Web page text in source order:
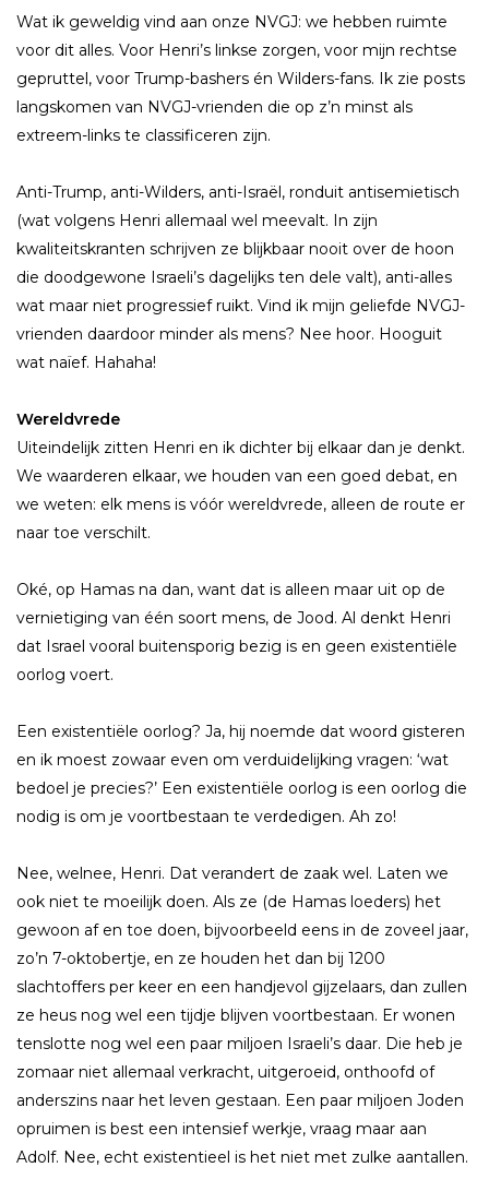
Wat ik geweldig vind aan onze NVGJ: we hebben ruimte
voor dit alles. Voor Henri’s linkse zorgen, voor mijn rechtse
gepruttel, voor Trump-bashers én Wilders-fans. Ik zie posts
langskomen van NVGJ-vrienden die op z’n minst als
extreem-links te classificeren zijn.
Anti-Trump, anti-Wilders, anti-Israël, ronduit antisemietisch
(wat volgens Henri allemaal wel meevalt. In zijn
kwaliteitskranten schrijven ze blijkbaar nooit over de hoon
die doodgewone Israeli’s dagelijks ten dele valt), anti-alles
wat maar niet progressief ruikt. Vind ik mijn geliefde NVGJ-
vrienden daardoor minder als mens? Nee hoor. Hooguit
wat naïef. Hahaha!
Wereldvrede
Uiteindelijk zitten Henri en ik dichter bij elkaar dan je denkt.
We waarderen elkaar, we houden van een goed debat, en
we weten: elk mens is vóór wereldvrede, alleen de route er
naar toe verschilt.
Oké, op Hamas na dan, want dat is alleen maar uit op de
vernietiging van één soort mens, de Jood. Al denkt Henri
dat Israel vooral buitensporig bezig is en geen existentiële
oorlog voert.
Een existentiële oorlog? Ja, hij noemde dat woord gisteren
en ik moest zowaar even om verduidelijking vragen: ‘wat
bedoel je precies?’ Een existentiële oorlog is een oorlog die
nodig is om je voortbestaan te verdedigen. Ah zo!
Nee, welnee, Henri. Dat verandert de zaak wel. Laten we
ook niet te moeilijk doen. Als ze (de Hamas loeders) het
gewoon af en toe doen, bijvoorbeeld eens in de zoveel jaar,
zo’n 7-oktobertje, en ze houden het dan bij 1200
slachtoffers per keer en een handjevol gijzelaars, dan zullen
ze heus nog wel een tijdje blijven voortbestaan. Er wonen
tenslotte nog wel een paar miljoen Israeli’s daar. Die heb je
zomaar niet allemaal verkracht, uitgeroeid, onthoofd of
anderszins naar het leven gestaan. Een paar miljoen Joden
opruimen is best een intensief werkje, vraag maar aan
Adolf. Nee, echt existentieel is het niet met zulke aantallen.